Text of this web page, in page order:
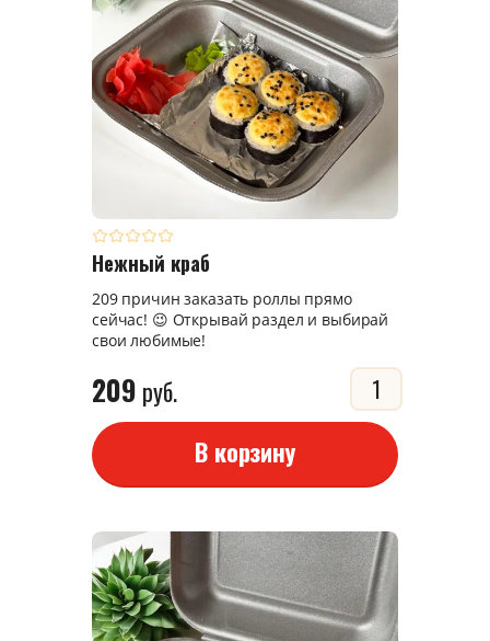
Нежный краб
209 причин заказать роллы прямо
сейчас! 😉 Открывай раздел и выбирай
свои любимые!
209 руб.
В корзину